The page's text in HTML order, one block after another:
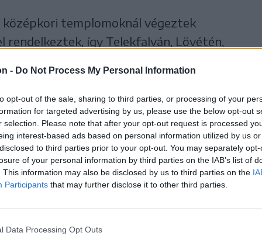
- Do Not Process My Personal Information
opt-out of the sale, sharing to third parties, or processing of your
for targeted advertising by us, please use the below opt-out
selection. Please note that after your opt-out request is processed
interest-based ads based on personal information utilized by us
to third parties prior to your opt-out. You may separately
of your personal information by third parties on the IAB’s list of
This information may also be disclosed by us to third parties on the
Participants that may further disclose it to other third parties.
Data Processing Opt Outs
templomoknál végeztek
így Telekfalván, Lövétén,
pedig Patakfalván zajlott a régészeti
bizonyult a leggazdagabbnak, a
munkában elemezik. Nyárádi szerint
feltárás a bögözinél is
minden egyes ásatás érdemeit, hisz
feltárásra, viszont meglátásunk szerint a
– véli az archeológus.
eddig is eredményesnek bizonyult: a
egy korábbi templomrész és temető
feltárásakor továbbá